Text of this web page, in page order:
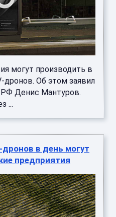
могут производить в
дронов. Об этом заявил
Денис Мантуров.
...
в день могут
предприятия